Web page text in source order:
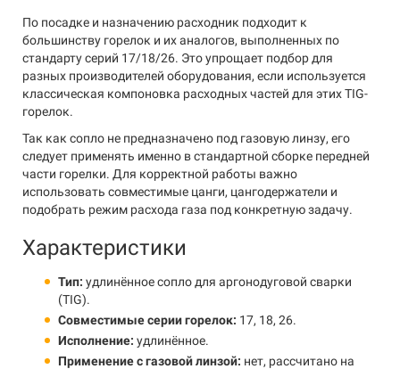
По посадке и назначению расходник подходит к
большинству горелок и их аналогов, выполненных по
стандарту серий 17/18/26. Это упрощает подбор для
разных производителей оборудования, если используется
классическая компоновка расходных частей для этих TIG-
горелок.
Так как сопло не предназначено под газовую линзу, его
следует применять именно в стандартной сборке передней
части горелки. Для корректной работы важно
использовать совместимые цанги, цангодержатели и
подобрать режим расхода газа под конкретную задачу.
Характеристики
Тип: удлинённое сопло для аргонодуговой сварки
(TIG).
Совместимые серии горелок: 17, 18, 26.
Исполнение: удлинённое.
Применение с газовой линзой: нет, рассчитано на